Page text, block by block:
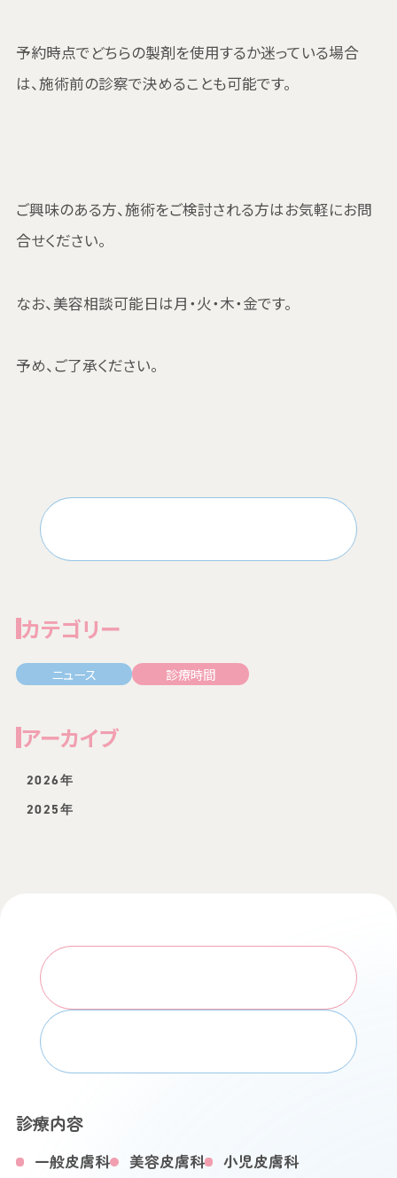
予約時点でどちらの製剤を使用するか迷っている場合
は、施術前の診察で決めることも可能です。
ご興味のある方、施術をご検討される方はお気軽にお問
合せください。
なお、美容相談可能日は月・火・木・金です。
予め、ご了承ください。
カテゴリー
ニュース 診療時間
アーカイブ
2026年
2025年
診療内容
一般皮膚科 美容皮膚科 小児皮膚科